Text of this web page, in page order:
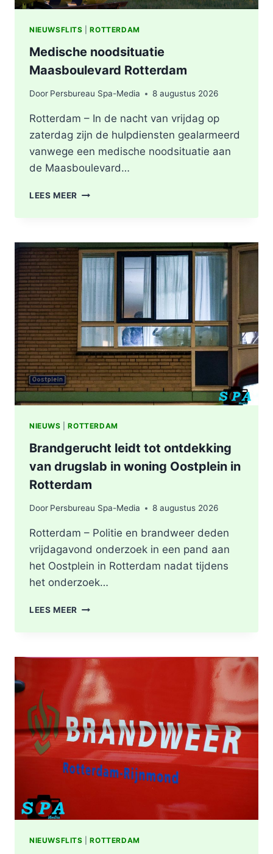
NIEUWSFLITS |ROTTERDAM
Medische noodsituatie
Maasboulevard Rotterdam
Door Persbureau Spa-Media 8 augustus 2026
Rotterdam – In de nacht van vrijdag op
zaterdag zijn de hulpdiensten gealarmeerd
vanwege een medische noodsituatie aan
de Maasboulevard…
LEES MEER MEDISCHE
NIEUWS |ROTTERDAM
Brandgerucht leidt tot ontdekking
van drugslab in woning Oostplein in
Rotterdam
Door Persbureau Spa-Media 8 augustus 2026
Rotterdam – Politie en brandweer deden
vrijdagavond onderzoek in een pand aan
het Oostplein in Rotterdam nadat tijdens
het onderzoek…
LEES MEER BRANDGERUCHT
VAN
DRUGSLAB
IN
WONING
OOSTPLEIN
IN
ROTTERDAM
NIEUWSFLITS |ROTTERDAM